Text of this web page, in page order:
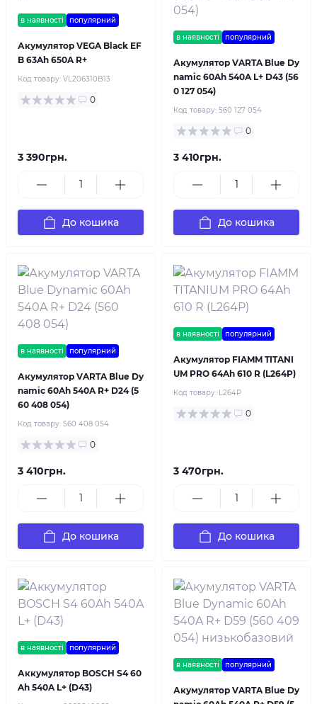
в наявності популярний
Акумулятор VEGA Black EF
B 63Ah 650A R+
Код товару: VL206310B13
0
3 390грн.
До кошика
в наявності популярний
Акумулятор VARTA Blue Dy
namic 60Ah 540A L+ D43 (56
0 127 054)
Код товару: 560 127 054
0
3 410грн.
До кошика
в наявності популярний
Акумулятор VARTA Blue Dy
namic 60Ah 540A R+ D24 (5
60 408 054)
Код товару: 560 408 054
0
3 410грн.
До кошика
в наявності популярний
Акумулятор FIAMM TITANI
UM PRO 64Ah 610 R (L264P)
Код товару: L264P
0
3 470грн.
До кошика
в наявності популярний
Аккумулятор BOSCH S4 60
Ah 540A L+ (D43)
в наявності популярний
Акумулятор VARTA Blue Dy